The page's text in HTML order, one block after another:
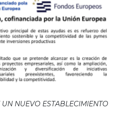
UN NUEVO ESTABLECIMIENTO